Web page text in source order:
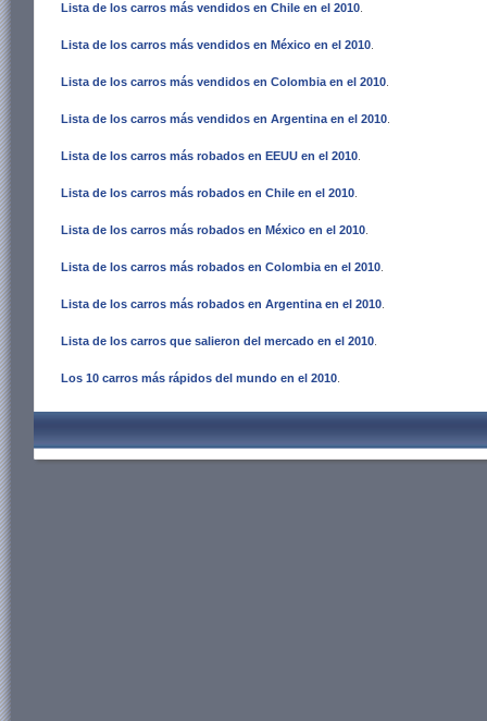
Lista de los carros más vendidos en Chile en el 2010
Lista de los carros más vendidos en México en el 2010
Lista de los carros más vendidos en Colombia en el 2010
Lista de los carros más vendidos en Argentina en el 2010
Lista de los carros más robados en EEUU en el 2010
Lista de los carros más robados en Chile en el 2010
Lista de los carros más robados en México en el 2010
Lista de los carros más robados en Colombia en el 2010
Lista de los carros más robados en Argentina en el 2010
Lista de los carros que salieron del mercado en el 2010
Los 10 carros más rápidos del mundo en el 2010